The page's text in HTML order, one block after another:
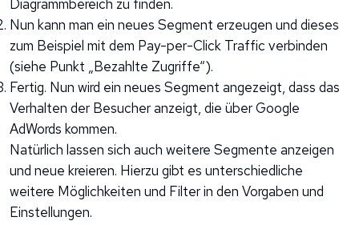
Diagrammbereich zu finden.
Nun kann man ein neues Segment erzeugen und dieses
zum Beispiel mit dem Pay-per-Click Traffic verbinden
(siehe Punkt „Bezahlte Zugriffe“).
Fertig. Nun wird ein neues Segment angezeigt, dass das
Verhalten der Besucher anzeigt, die über Google
AdWords kommen.
Natürlich lassen sich auch weitere Segmente anzeigen
und neue kreieren. Hierzu gibt es unterschiedliche
weitere Möglichkeiten und Filter in den Vorgaben und
Einstellungen.